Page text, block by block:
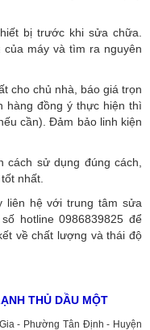
bị trước khi sửa chữa.
máy và tìm ra nguyên
cho chủ nhà, báo giá trọn
hàng đồng ý thực hiện thì
cần). Đảm bảo linh kiện
cách sử dụng đúng cách,
nhất.
liên hệ với trung tâm sửa
hotline 0986839825 để
về chất lượng và thái độ
THỦ DẦU MỘT
- Phường Tân Định - Huyện